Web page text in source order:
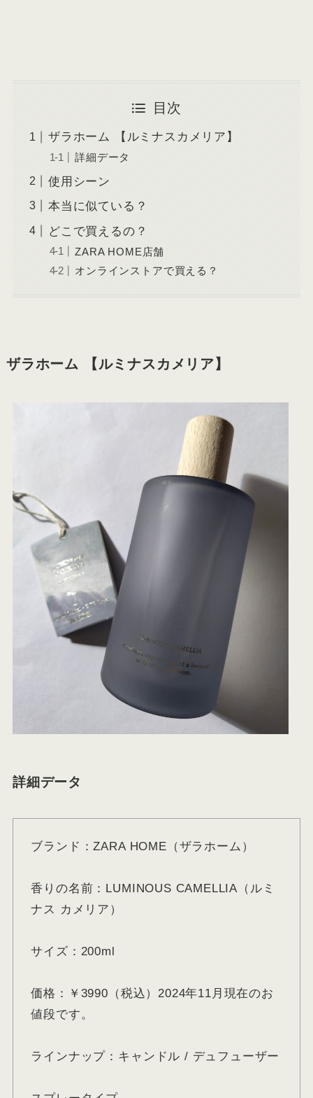
目次
ザラホーム 【ルミナスカメリア】
詳細データ
使用シーン
本当に似ている？
どこで買えるの？
ZARA HOME店舗
オンラインストアで買える？
ザラホーム 【ルミナスカメリア】
詳細データ
ブランド：ZARA HOME（ザラホーム）
香りの名前：LUMINOUS CAMELLIA（ルミ
ナス カメリア）
サイズ：200ml
価格：￥3990（税込）2024年11月現在のお
値段です。
ラインナップ：キャンドル / デュフューザー